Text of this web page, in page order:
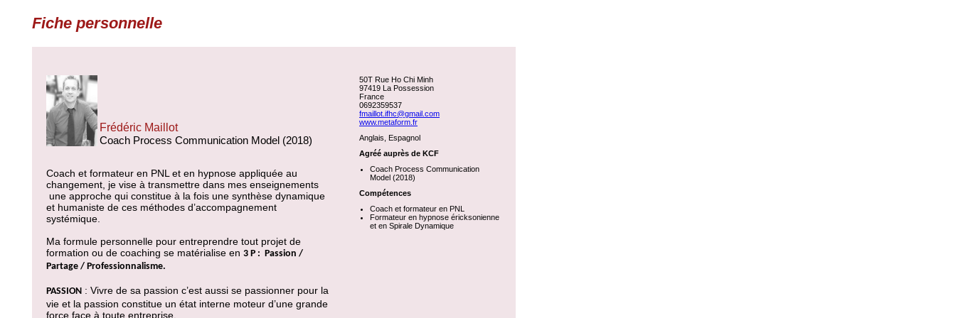
Fiche personnelle
Frédéric Maillot
Coach Process Communication Model (2018)
Coach et formateur en PNL et en hypnose appliquée au
changement, je vise à transmettre dans mes enseignements
une approche qui constitue à la fois une synthèse dynamique
et humaniste de ces méthodes d’accompagnement
systémique.
Ma formule personnelle pour entreprendre tout projet de
formation ou de coaching se matérialise en 3 P : Passion /
Partage / Professionnalisme.
PASSION : Vivre de sa passion c’est aussi se passionner pour la
vie et la passion constitue un état interne moteur d’une grande
force face à toute entreprise.
50T Rue Ho Chi Minh
97419 La Possession
France
0692359537
fmaillot.ifhc@gmail.com
www.metaform.fr
Anglais, Espagnol
Agréé auprès de KCF
Coach Process Communication
Model (2018)
Compétences
Coach et formateur en PNL
Formateur en hypnose éricksonienne
et en Spirale Dynamique